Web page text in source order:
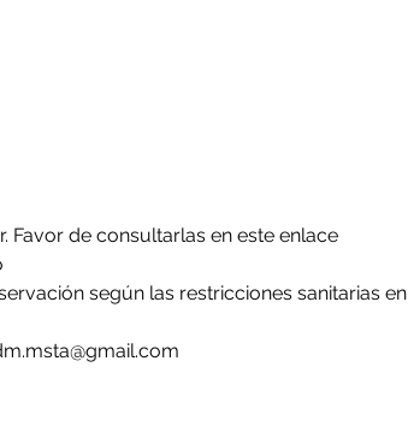
Favor de consultarlas en este enlace
según las restricciones sanitarias en